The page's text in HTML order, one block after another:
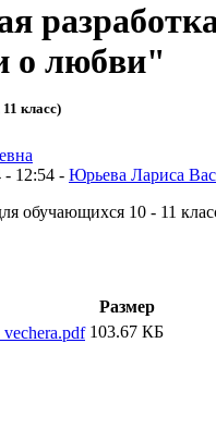
о любви"
класс)
- 12:54 - Юрьева Лариса
обучающихся 10 - 11
Размер
103.67 КБ